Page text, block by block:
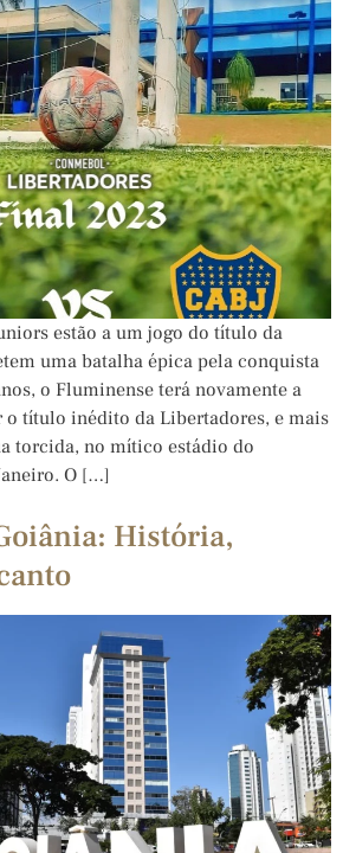
estão a um jogo do título da
uma batalha épica pela conquista
o Fluminense terá novamente a
o título inédito da Libertadores, e mais
torcida, no mítico estádio do
O […]
História,